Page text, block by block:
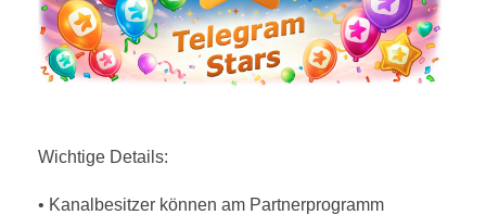
Wichtige Details:
• Kanalbesitzer können am Partnerprogramm